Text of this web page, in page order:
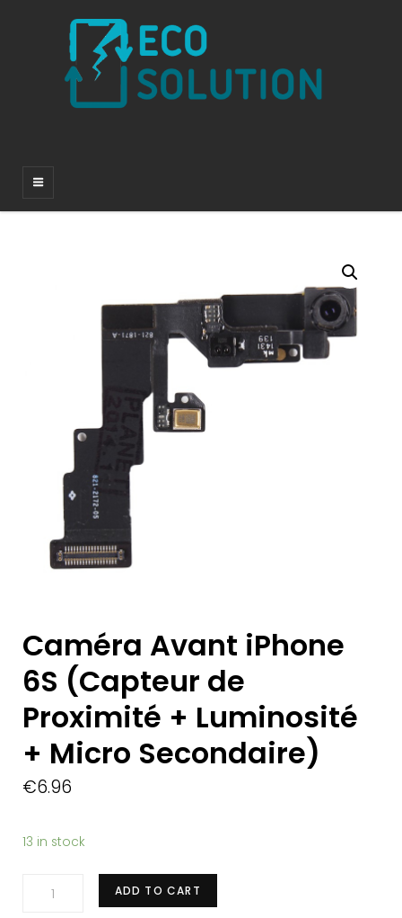
Caméra Avant iPhone
6S (Capteur de
Proximité + Luminosité
+ Micro Secondaire)
€6.96
13 in stock
Caméra
ADD TO CART